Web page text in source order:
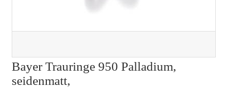
Bayer Trauringe 950 Palladium,
seidenmatt,